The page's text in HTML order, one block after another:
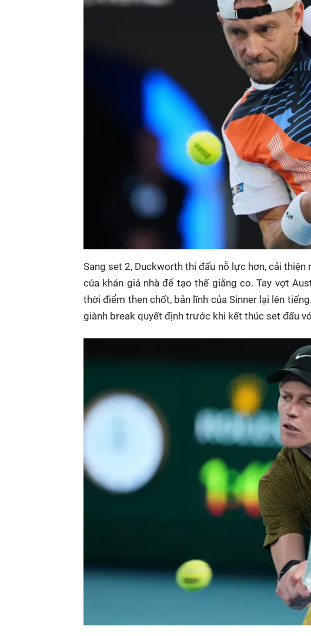
Sang set 2, Duckworth thi đấu nỗ lực hơn, cải
của khán giả nhà để tạo thế giằng co. Tay vợt
thời điểm then chốt, bản lĩnh của Sinner lại lên
giành break quyết định trước khi kết thúc set đấu